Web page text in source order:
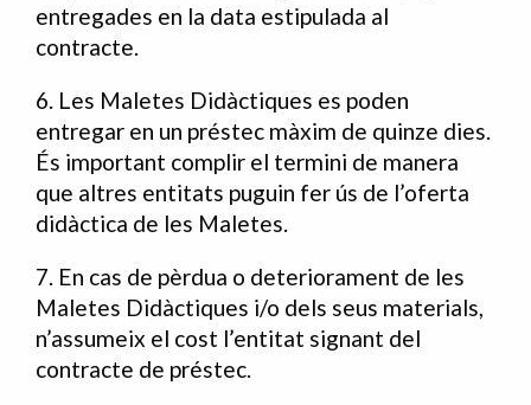
entregades en la data estipulada al
contracte.
6. Les Maletes Didàctiques es poden
entregar en un préstec màxim de quinze dies.
És important complir el termini de manera
que altres entitats puguin fer ús de l’oferta
didàctica de les Maletes.
7. En cas de pèrdua o deteriorament de les
Maletes Didàctiques i/o dels seus materials,
n’assumeix el cost l’entitat signant del
contracte de préstec.